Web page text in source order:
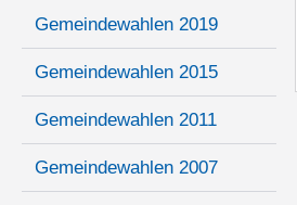
Gemeindewahlen 2019
Gemeindewahlen 2015
Gemeindewahlen 2011
Gemeindewahlen 2007